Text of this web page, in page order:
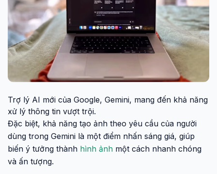
Trợ lý AI mới của Google, Gemini, mang đến khả năng
xử lý thông tin vượt trội.
Đặc biệt, khả năng tạo ảnh theo yêu cầu của người
dùng trong Gemini là một điểm nhấn sáng giá, giúp
biến ý tưởng thành hình ảnh một cách nhanh chóng
và ấn tượng.